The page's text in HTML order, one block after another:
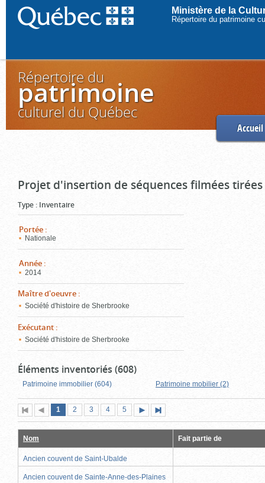
Ministère de la
Répertoire du patrimoine
Répertoire du
patrimoine
culturel du Québec
Accueil
Projet d'insertion de séquences filmées
Type : Inventaire
Portée :
Nationale
Année :
2014
Maître d'oeuvre :
Société d'histoire de Sherbrooke
Exécutant :
Société d'histoire de Sherbrooke
Éléments inventoriés (608)
Patrimoine immobilier (604) Patrimoine mobilier (2)
Première
page
Page
précédente
Page
1 (page
actuelle)
Page
2 Page
3 Page
4 Page
5
suivante
page
Nom Fait partie de
Ancien couvent de Saint-Ubalde
Ancien couvent de Sainte-Anne-des-Plaines